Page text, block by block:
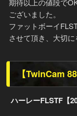
期待以上の値段で
ございました。
ファットボーイ
させて頂き、大切
【TwinCam
ハーレーFLSTF【